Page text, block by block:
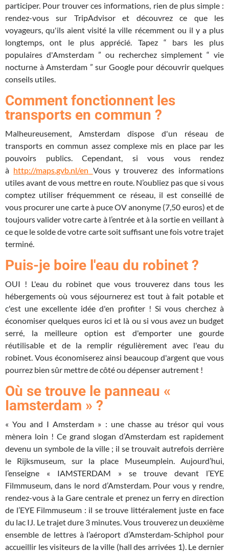
participer. Pour trouver ces informations, rien de plus simple :
rendez-vous sur TripAdvisor et découvrez ce que les
voyageurs, qu'ils aient visité la ville récemment ou il y a plus
longtemps, ont le plus apprécié. Tapez “ bars les plus
populaires d'Amsterdam ” ou recherchez simplement “ vie
nocturne à Amsterdam ” sur Google pour découvrir quelques
conseils utiles.
Comment fonctionnent les
transports en commun ?
Malheureusement, Amsterdam dispose d'un réseau de
transports en commun assez complexe mis en place par les
pouvoirs publics. Cependant, si vous vous rendez
à http://maps.gvb.nl/en Vous y trouverez des informations
utiles avant de vous mettre en route. N’oubliez pas que si vous
comptez utiliser fréquemment ce réseau, il est conseillé de
vous procurer une carte à puce OV anonyme (7,50 euros) et de
toujours valider votre carte à l’entrée et à la sortie en veillant à
ce que le solde de votre carte soit suffisant une fois votre trajet
terminé.
Puis-je boire l'eau du robinet ?
OUI ! L'eau du robinet que vous trouverez dans tous les
hébergements où vous séjournerez est tout à fait potable et
c'est une excellente idée d'en profiter ! Si vous cherchez à
économiser quelques euros ici et là ou si vous avez un budget
serré, la meilleure option est d'emporter une gourde
réutilisable et de la remplir régulièrement avec l'eau du
robinet. Vous économiserez ainsi beaucoup d'argent que vous
pourrez bien sûr mettre de côté ou dépenser autrement !
Où se trouve le panneau «
Iamsterdam » ?
« You and I Amsterdam » : une chasse au trésor qui vous
mènera loin ! Ce grand slogan d’Amsterdam est rapidement
devenu un symbole de la ville ; il se trouvait autrefois derrière
le Rijksmuseum, sur la place Museumplein. Aujourd’hui,
l’enseigne « IAMSTERDAM » se trouve devant l’EYE
Filmmuseum, dans le nord d’Amsterdam. Pour vous y rendre,
rendez-vous à la Gare centrale et prenez un ferry en direction
de l’EYE Filmmuseum : il se trouve littéralement juste en face
du lac IJ. Le trajet dure 3 minutes. Vous trouverez un deuxième
ensemble de lettres à l’aéroport d’Amsterdam-Schiphol pour
accueillir les visiteurs de la ville (hall des arrivées 1). Le dernier